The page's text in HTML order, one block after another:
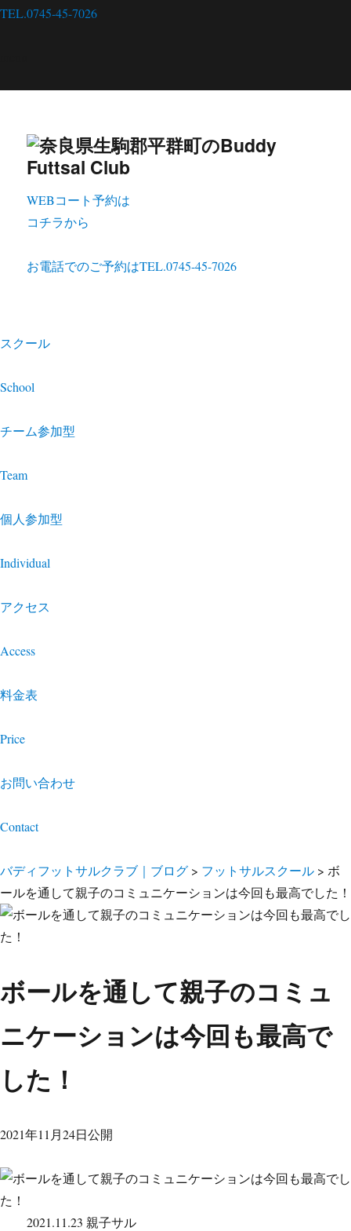
TEL.0745-45-7026
WEBコート予約は
コチラから
お電話でのご予約はTEL.0745-45-7026
スクール
School
チーム参加型
Team
個人参加型
Individual
アクセス
Access
料金表
Price
お問い合わせ
Contact
バディフットサルクラブ｜ブログ > フットサルスクール > ボ
ールを通して親子のコミュニケーションは今回も最高でした！
ボールを通して親子のコミュ
ニケーションは今回も最高で
した！
2021年11月24日公開
2021.11.23 親子サル